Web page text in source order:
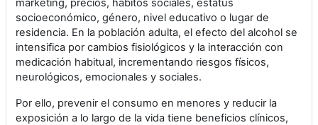
marketing, precios, hábitos sociales, estatus
socioeconómico, género, nivel educativo o lugar de
residencia. En la población adulta, el efecto del alcohol se
intensifica por cambios fisiológicos y la interacción con
medicación habitual, incrementando riesgos físicos,
neurológicos, emocionales y sociales.
Por ello, prevenir el consumo en menores y reducir la
exposición a lo largo de la vida tiene beneficios clínicos,